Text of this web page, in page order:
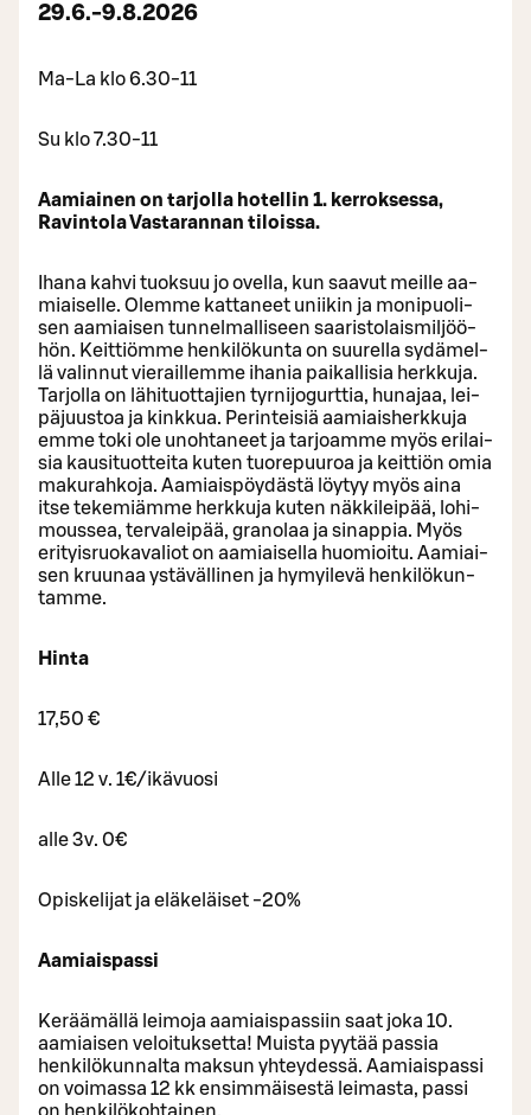
29.6.-9.8.2026
Ma-La klo 6.30-11
Su klo 7.30-11
Aamiainen on tarjolla hotellin 1. kerroksessa,
Ravintola Vastarannan tiloissa.
Ihana ka­h­vi tuok­suu jo ovel­la, kun saa­vut meil­le aa­
miai­sel­le. Olem­me kat­ta­neet unii­kin ja mo­ni­puo­li­
sen aa­miai­sen tun­nel­mal­li­seen saa­ris­to­lais­mil­jöö­
hön. Keit­tiöm­me hen­ki­lö­kun­ta on suu­rel­la sy­dä­mel­
lä va­lin­nut vie­rail­lem­me iha­nia pai­kal­li­sia herk­ku­ja.
Tar­jol­la on lä­hi­tuot­ta­jien tyr­ni­jo­gurt­tia, hu­na­jaa, lei­
pä­juus­toa ja kink­kua. Pe­rin­tei­siä aa­miais­herk­ku­ja
emme toki ole unoh­ta­neet ja tar­joam­me myös eri­lai­
sia kausi­tuot­tei­ta kuten tuo­re­puu­roa ja keit­tiön omia
ma­ku­rah­ko­ja. Aa­miais­pöy­däs­tä löy­tyy myös aina
itse te­ke­miäm­me herk­ku­ja kuten näk­ki­lei­pää, lo­hi­
mous­sea, tervaleipää, granolaa ja si­nap­pia. Myös
erityisruokavaliot on aamiaisella huomioitu. Aa­miai­
sen kruu­naa ys­tä­väl­li­nen ja hy­myi­le­vä hen­ki­lö­kun­
tam­me.
Hinta
17,50 €
Alle 12 v. 1€/ikävuosi
alle 3v. 0€
Opiskelijat ja eläkeläiset -20%
Aamiaispassi
Keräämällä leimoja aamiaispassiin saat joka 10.
aamiaisen veloituksetta! Muista pyytää passia
henkilökunnalta maksun yhteydessä. Aamiaispassi
on voimassa 12 kk ensimmäisestä leimasta, passi